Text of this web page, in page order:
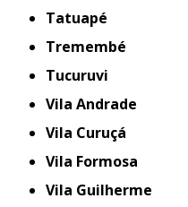
Tatuapé
Tremembé
Tucuruvi
Vila Andrade
Vila Curuçá
Vila Formosa
Vila Guilherme